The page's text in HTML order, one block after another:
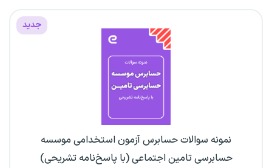
جدید
نمونه سوالات حسابرس آزمون استخدامی موسسه
حسابرسی تامین اجتماعی (با پاسخ‌نامه تشریحی)